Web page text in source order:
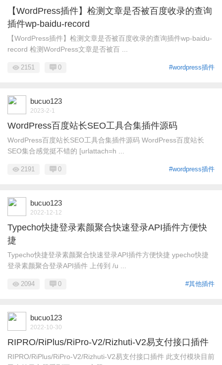
【WordPress插件】检测文章是否被百度收录的查询
插件wp-baidu-record
【WordPress插件】检测文章是否被百度收录的查询插件wp-baidu-
record 检测WordPress文章是否被百 ...
#wordpress插件
2151 0
bucuo123
2023-2-1
WordPress百度站长SEO工具合集插件源码
WordPress百度站长SEO工具合集插件源码 WordPress百度站长
SEO集合感觉挺不错的 [urlattach=h ...
#wordpress插件
2191 0
bucuo123
2022-12-12
Typecho快捷登录素颜聚合快速登录API插件方便快
捷
Typecho快捷登录素颜聚合快速登录API插件方便快捷 ypecho快捷
登录素颜聚合登录API插件 上传到 /u ...
#其他插件
2094 0
bucuo123
2022-10-30
RIPRO/RiPlus/RiPro-V2/Rizhuti-V2易支付接口插件
RIPRO/RiPlus/RiPro-V2/Rizhuti-V2易支付接口插件 此支付模块目前